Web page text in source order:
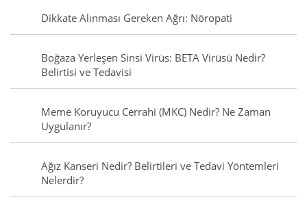
Dikkate Alınması Gereken Ağrı: Nöropati
Boğaza Yerleşen Sinsi Virüs: BETA Virüsü Nedir?
Belirtisi ve Tedavisi
Meme Koruyucu Cerrahi (MKC) Nedir? Ne Zaman
Uygulanır?
Ağız Kanseri Nedir? Belirtileri ve Tedavi Yöntemleri
Nelerdir?